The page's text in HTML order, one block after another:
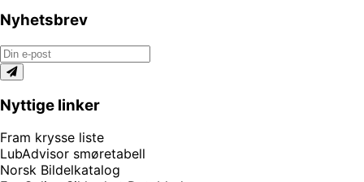
Nyhetsbrev
Nyttige linker
Fram krysse liste
LubAdvisor smøretabell
Norsk Bildelkatalog